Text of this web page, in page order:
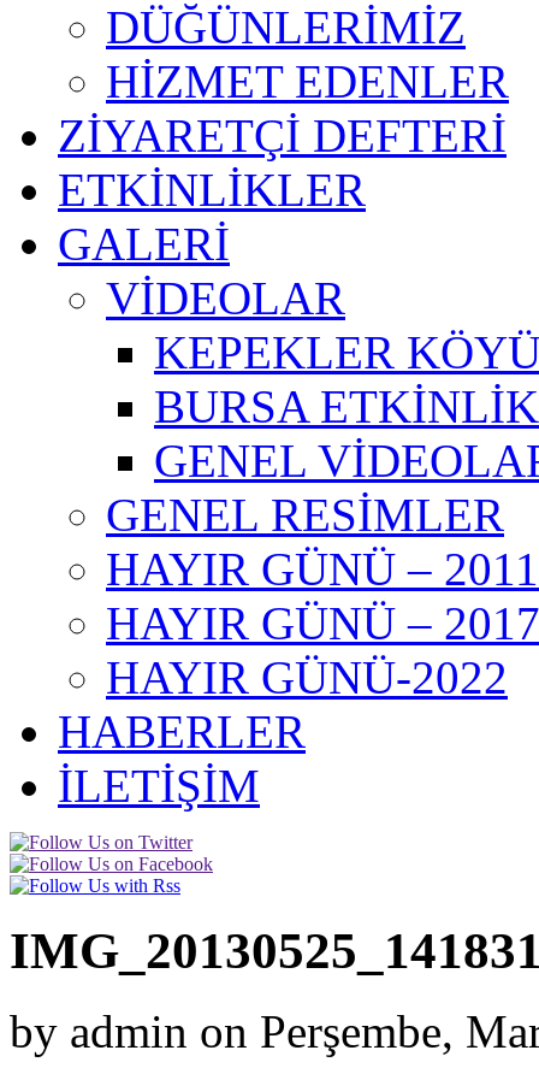
DÜĞÜNLERİMİZ
HİZMET EDENLER
ZİYARETÇİ DEFTERİ
ETKİNLİKLER
GALERİ
VİDEOLAR
KEPEKLER
BURSA
GENEL
GENEL RESİMLER
HAYIR GÜNÜ – 2011
HAYIR GÜNÜ – 2017
HAYIR GÜNÜ-2022
HABERLER
İLETİŞİM
by admin on Perşembe,